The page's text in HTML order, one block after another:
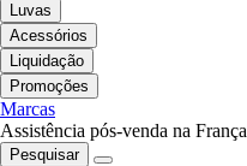
Luvas
Acessórios
Liquidação
Promoções
Marcas
Assistência pós-venda na França
Pesquisar